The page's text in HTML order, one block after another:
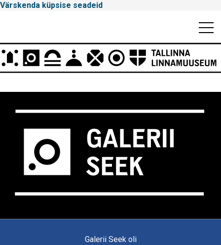
Värskenda küpsise seadeid
Peamenüü
Galerii Seek oli